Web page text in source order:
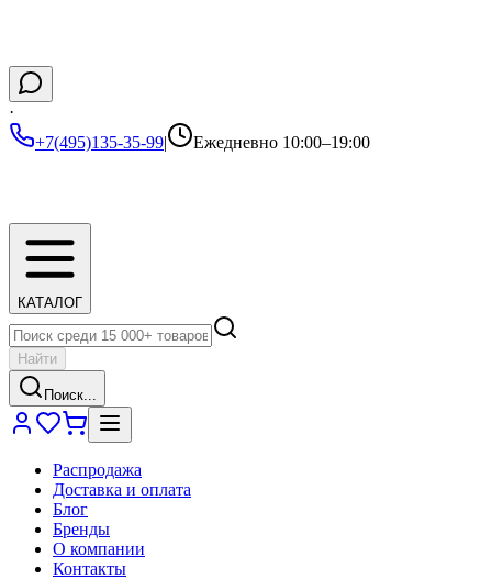
·
+7(495)135-35-99| Ежедневно 10:00–19:00
КАТАЛОГ
Найти
Поиск...
Распродажа
Доставка и оплата
Блог
Бренды
О компании
Контакты